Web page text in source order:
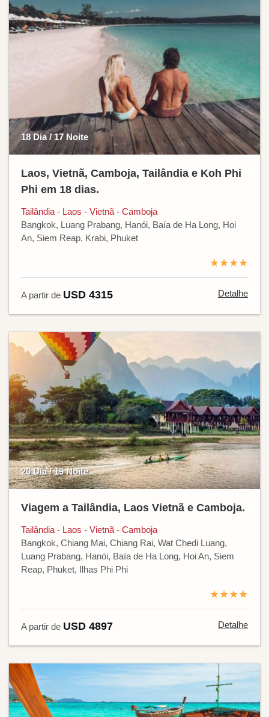
18 Dia / 17 Noite
Laos, Vietnã, Camboja, Tailândia e Koh Phi
Phi em 18 dias.
Tailândia - Laos - Vietnã - Camboja
Bangkok, Luang Prabang, Hanói, Baía de Ha Long, Hoi
An, Siem Reap, Krabi, Phuket
★★★★
A partir de USD 4315 Detalhe
20 Dia / 19 Noite
Viagem a Tailândia, Laos Vietnã e Camboja.
Tailândia - Laos - Vietnã - Camboja
Bangkok, Chiang Mai, Chiang Rai, Wat Chedi Luang,
Luang Prabang, Hanói, Baía de Ha Long, Hoi An, Siem
Reap, Phuket, Ilhas Phi Phi
★★★★
A partir de USD 4897 Detalhe